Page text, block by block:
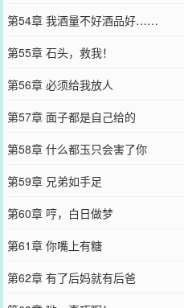
第54章 我酒量不好酒品好……
第55章 石头，救我！
第56章 必须给我放人
第57章 面子都是自己给的
第58章 什么都玉只会害了你
第59章 兄弟如手足
第60章 哼，白日做梦
第61章 你嘴上有糖
第62章 有了后妈就有后爸